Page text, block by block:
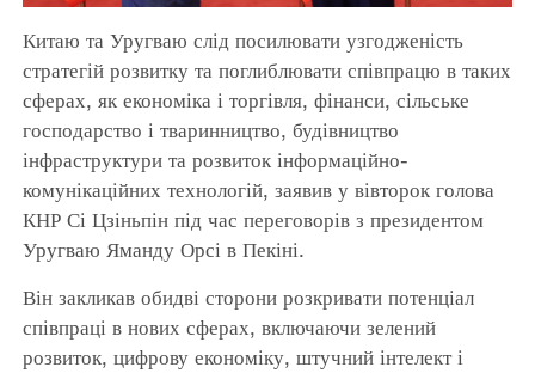
Китаю та Уругваю слід посилювати узгодженість
стратегій розвитку та поглиблювати співпрацю в таких
сферах, як економіка і торгівля, фінанси, сільське
господарство і тваринництво, будівництво
інфраструктури та розвиток інформаційно-
комунікаційних технологій, заявив у вівторок голова
КНР Сі Цзіньпін під час переговорів з президентом
Уругваю Яманду Орсі в Пекіні.
Він закликав обидві сторони розкривати потенціал
співпраці в нових сферах, включаючи зелений
розвиток, цифрову економіку, штучний інтелект і